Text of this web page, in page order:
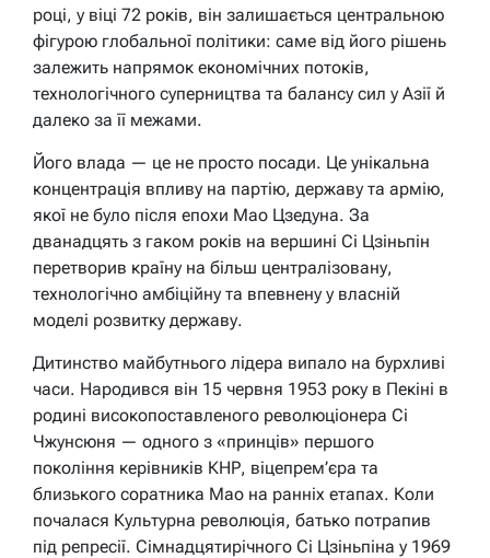
році, у віці 72 років, він залишається центральною
фігурою глобальної політики: саме від його рішень
залежить напрямок економічних потоків,
технологічного суперництва та балансу сил у Азії й
далеко за її межами.
Його влада — це не просто посади. Це унікальна
концентрація впливу на партію, державу та армію,
якої не було після епохи Мао Цзедуна. За
дванадцять з гаком років на вершині Сі Цзіньпін
перетворив країну на більш централізовану,
технологічно амбіційну та впевнену у власній
моделі розвитку державу.
Дитинство майбутнього лідера випало на бурхливі
часи. Народився він 15 червня 1953 року в Пекіні в
родині високопоставленого революціонера Сі
Чжунсюня — одного з «принців» першого
покоління керівників КНР, віцепрем’єра та
близького соратника Мао на ранніх етапах. Коли
почалася Культурна революція, батько потрапив
під репресії. Сімнадцятирічного Сі Цзіньпіна у 1969